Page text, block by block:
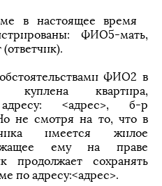
в настоящее время
ФИО5-мать,
ФИО2 в
куплена квартира,
<адрес>, б-р
не смотря на то, что в
имеется жилое
ему на праве
продолжает сохранять
по адресу:<адрес>.